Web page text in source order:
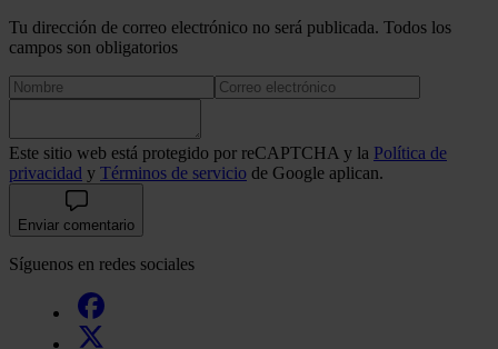
Tu dirección de correo electrónico no será publicada. Todos los
campos son obligatorios
Este sitio web está protegido por reCAPTCHA y la Política de
privacidad y Términos de servicio de Google aplican.
Enviar comentario
Síguenos en redes sociales